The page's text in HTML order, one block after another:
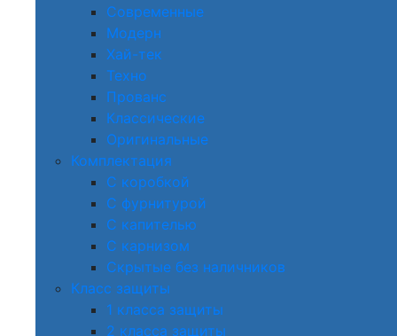
Современные
Модерн
Хай-тек
Техно
Прованс
Классические
Оригинальные
Комплектация
С коробкой
С фурнитурой
С капителью
С карнизом
Скрытые без наличников
Класс защиты
1 класса защиты
2 класса защиты